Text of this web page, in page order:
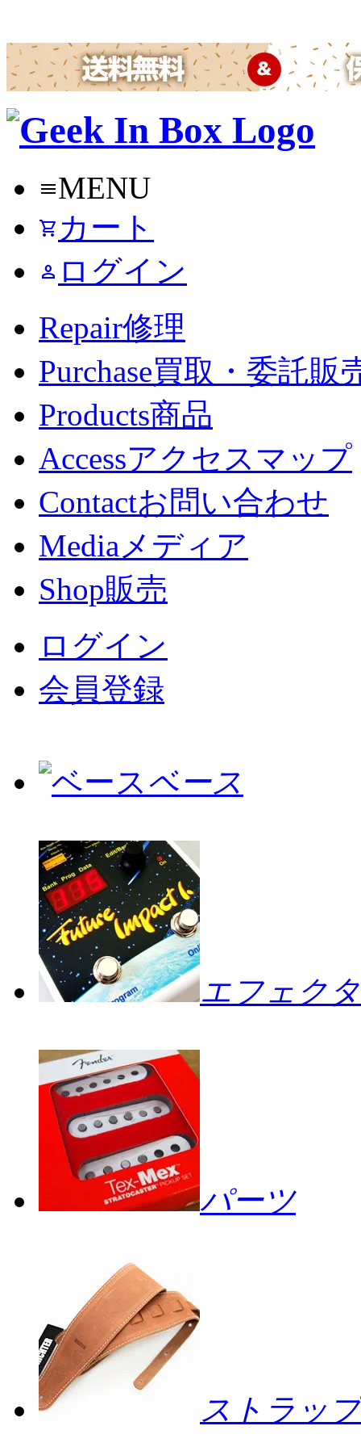
menuMENU
shopping_cart カート
person ログイン
Repair修理
Purchase買取・委託販
Products商品
Accessアクセスマップ
Contactお問い合わせ
Mediaメディア
Shop販売
ログイン
会員登録
ベース
エフェク
パーツ
ストラップ